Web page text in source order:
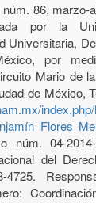
núm. 86, marzo-
por la
Universitaria,
por
Mario de
de México,
Flores
04-2014-
del
4725.